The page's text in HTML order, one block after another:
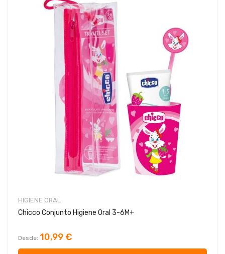
HIGIENE ORAL
Chicco Conjunto Higiene Oral 3-6M+
Desde 10,99 €